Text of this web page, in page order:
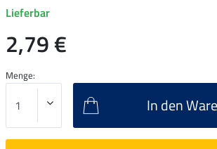
Lieferbar
2,79 €
Menge:
In den